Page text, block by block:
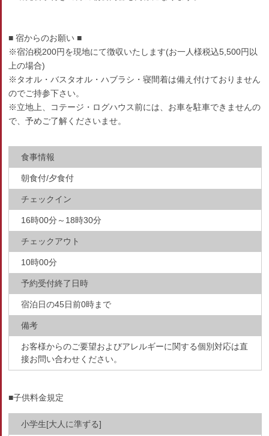
■ 宿からのお願い ■
※宿泊税200円を現地にて徴収いたします(お一人様税込5,500円以
上の場合)
※タオル・バスタオル・ハブラシ・寝間着は備え付けておりません
のでご持参下さい。
※立地上、コテージ・ログハウス前には、お車を駐車できませんの
で、予めご了解くださいませ。
食事情報
朝食付/夕食付
チェックイン
16時00分～18時30分
チェックアウト
10時00分
予約受付終了日時
宿泊日の45日前0時まで
備考
お客様からのご要望およびアレルギーに関する個別対応は直
接お問い合わせください。
■子供料金規定
小学生[大人に準ずる]